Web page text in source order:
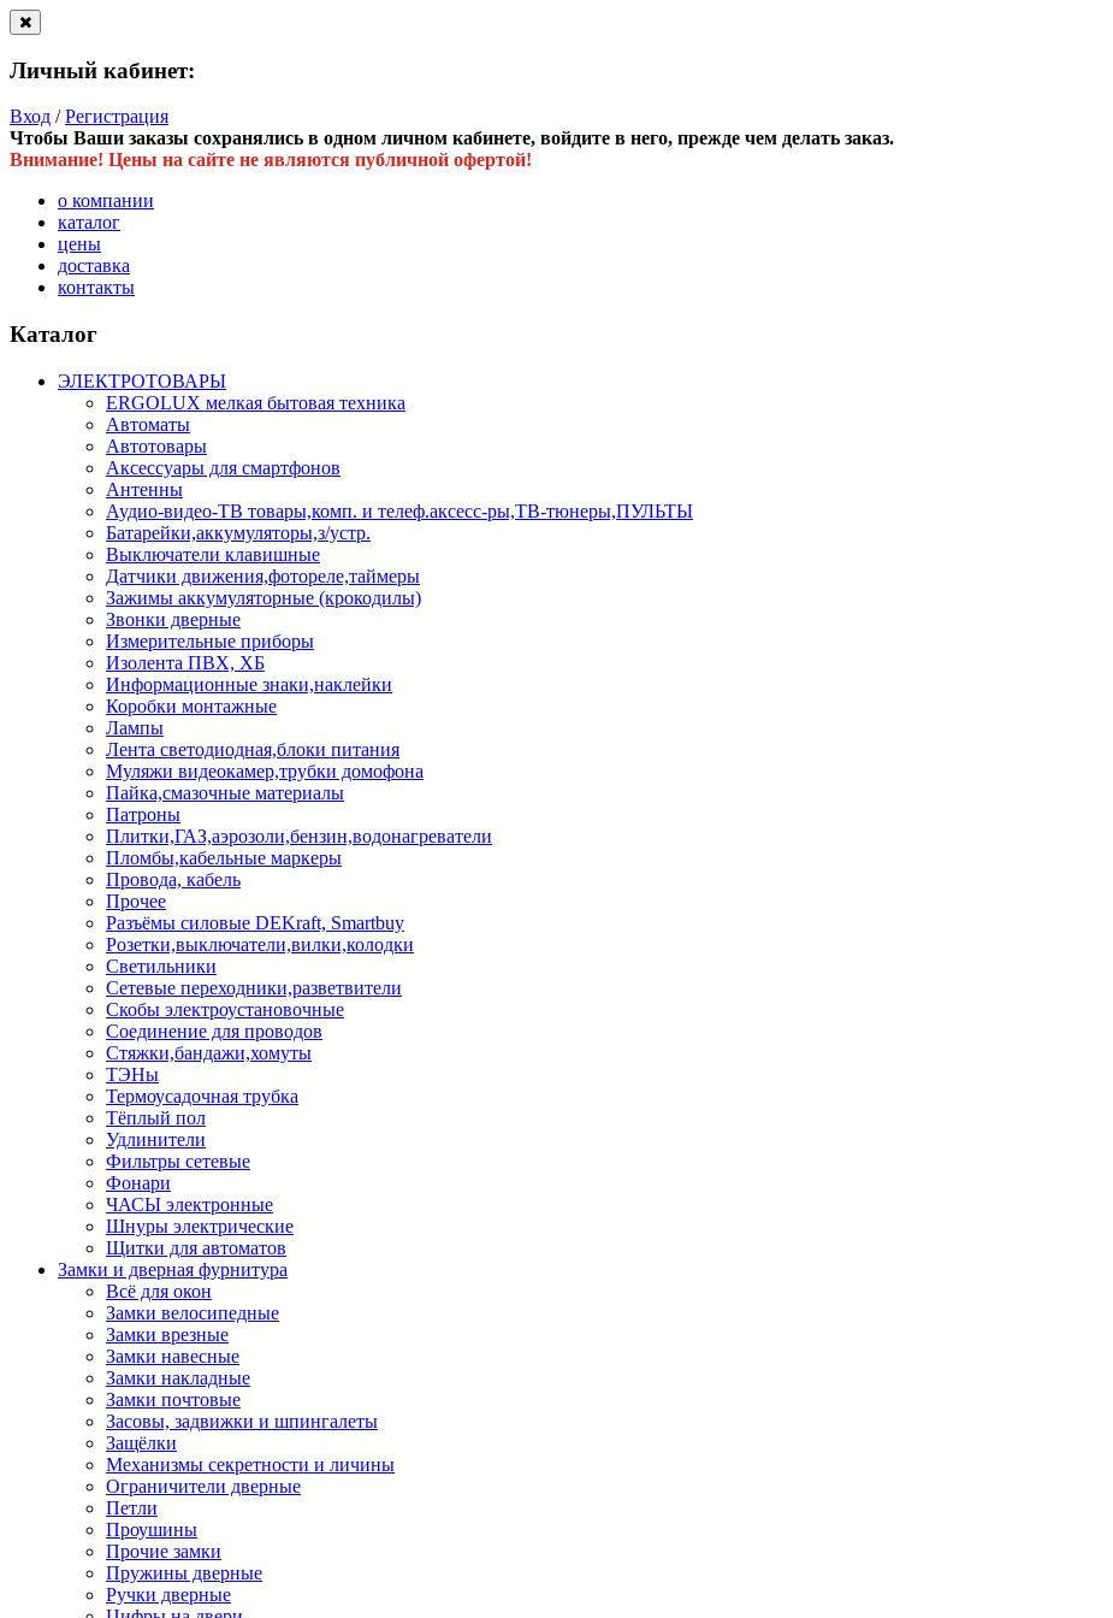
Личный кабинет:
Вход /Регистрация
Чтобы Ваши заказы сохранялись в одном личном кабинете, войдите в него, прежде чем делать заказ.
Внимание! Цены на сайте не являются публичной офертой!
о компании
каталог
цены
доставка
контакты
Каталог
ЭЛЕКТРОТОВАРЫ
ERGOLUX мелкая бытовая техника
Автоматы
Автотовары
Аксессуары для смартфонов
Антенны
Аудио-видео-ТВ товары,комп. и телеф.аксесс-ры,ТВ-тюнеры,ПУЛЬТЫ
Батарейки,аккумуляторы,з/устр.
Выключатели клавишные
Датчики движения,фотореле,таймеры
Зажимы аккумуляторные (крокодилы)
Звонки дверные
Измерительные приборы
Изолента ПВХ, ХБ
Информационные знаки,наклейки
Коробки монтажные
Лампы
Лента светодиодная,блоки питания
Муляжи видеокамер,трубки домофона
Пайка,смазочные материалы
Патроны
Плитки,ГАЗ,аэрозоли,бензин,водонагреватели
Пломбы,кабельные маркеры
Провода, кабель
Прочее
Разъёмы силовые DEKraft, Smartbuy
Розетки,выключатели,вилки,колодки
Светильники
Сетевые переходники,разветвители
Скобы электроустановочные
Соединение для проводов
Стяжки,бандажи,хомуты
ТЭНы
Термоусадочная трубка
Тёплый пол
Удлинители
Фильтры сетевые
Фонари
ЧАСЫ электронные
Шнуры электрические
Щитки для автоматов
Замки и дверная фурнитура
Всё для окон
Замки велосипедные
Замки врезные
Замки навесные
Замки накладные
Замки почтовые
Засовы, задвижки и шпингалеты
Защёлки
Механизмы секретности и личины
Ограничители дверные
Петли
Проушины
Прочие замки
Пружины дверные
Ручки дверные